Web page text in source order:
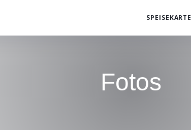
SPEISEKARTE
Fotos